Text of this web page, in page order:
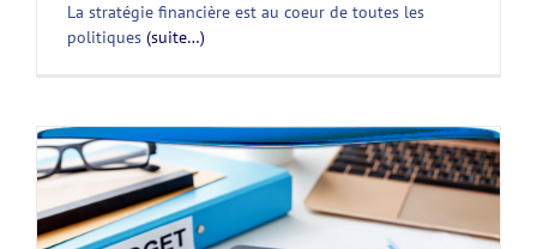
La stratégie financière est au coeur de toutes les
politiques (suite…)